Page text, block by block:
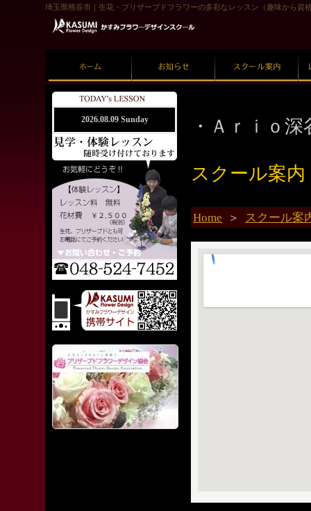
埼玉県熊谷市｜生花・プリザーブドフラワーの多彩なレッスン（趣味から
・Ａｒｉｏ
スクール案
Home ＞ スクール案
2026.08.09 Sunday